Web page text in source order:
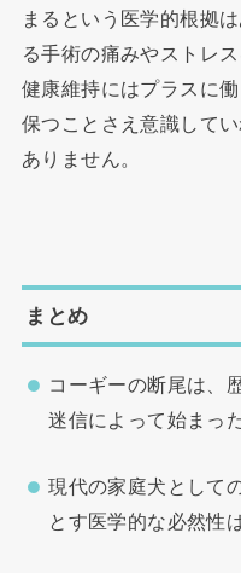
まるという医学的根拠
る手術の痛みやストレ
健康維持にはプラスに
保つことさえ意識して
ありません。
まとめ
コーギーの断尾は、
迷信によって始まっ
現代の家庭犬として
とす医学的な必然性